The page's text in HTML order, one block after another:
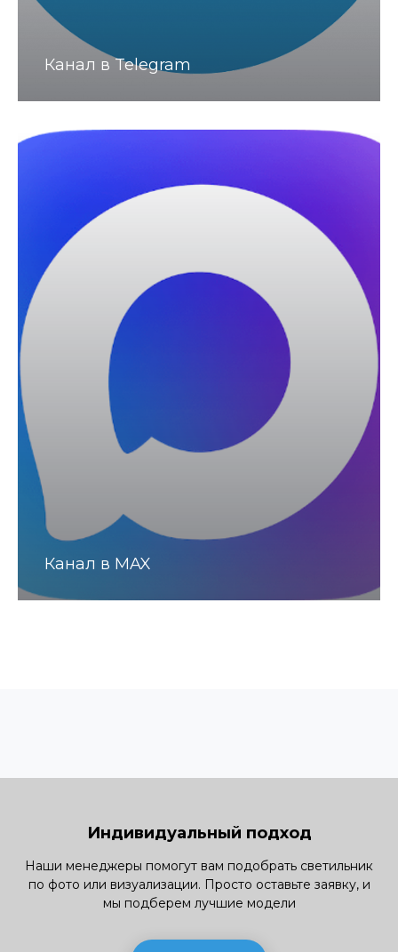
Канал в Telegram
Канал в MAX
Индивидуальный подход
Наши менеджеры помогут вам подобрать светильник
по фото или визуализации. Просто оставьте заявку, и
мы подберем лучшие модели